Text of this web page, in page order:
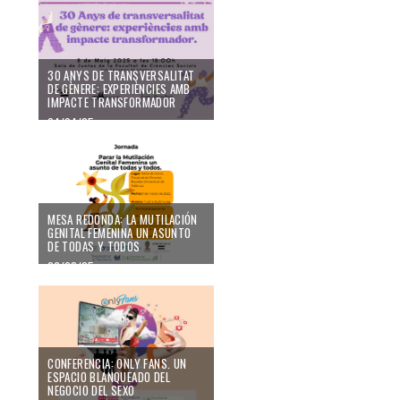
30 ANYS DE TRANSVERSALITAT
DE GÈNERE: EXPERIÈNCIES AMB
IMPACTE TRANSFORMADOR
04/04/25
MESA REDONDA: LA MUTILACIÓN
GENITAL FEMENINA UN ASUNTO
DE TODAS Y TODOS
26/03/25
CONFERENCIA: ONLY FANS. UN
ESPACIO BLANQUEADO DEL
NEGOCIO DEL SEXO